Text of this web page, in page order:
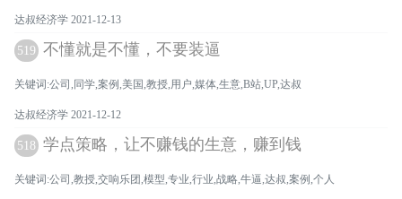
达叔经济学 2021-12-13
519 不懂就是不懂，不要装逼
关键词:公司,同学,案例,美国,教授,用户,媒体,生意,B站,UP,达叔
达叔经济学 2021-12-12
518 学点策略，让不赚钱的生意，赚到钱
关键词:公司,教授,交响乐团,模型,专业,行业,战略,牛逼,达叔,案例,个人